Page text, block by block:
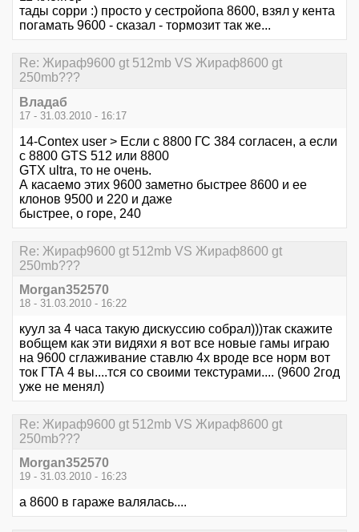
тады сорри :) просто у сестройопа 8600, взял у кента
погамать 9600 - сказал - тормозит так же...
Re: Жираф9600 gt 512mb VS Жираф8600 gt
250mb???
Владаб
17 - 31.03.2010 - 16:17
14-Contex user > Если с 8800 ГС 384 согласен, а если
с 8800 GTS 512 или 8800
GTX ultra, то не очень.
А касаемо этих 9600 заметно быстрее 8600 и ее
клонов 9500 и 220 и даже
быстрее, о горе, 240
Re: Жираф9600 gt 512mb VS Жираф8600 gt
250mb???
Morgan352570
18 - 31.03.2010 - 16:22
куул за 4 часа такую дискуссию собрал)))так скажите
вобщем как эти видяхи я вот все новые гамы играю
на 9600 сглаживание ставлю 4х вроде все норм вот
ток ГТА 4 вы....тся со своими текстурами.... (9600 2год
уже не менял)
Re: Жираф9600 gt 512mb VS Жираф8600 gt
250mb???
Morgan352570
19 - 31.03.2010 - 16:23
а 8600 в гараже валялась....